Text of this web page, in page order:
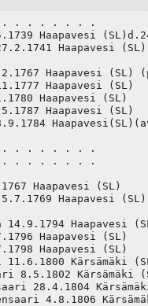
. . . . . . .
Haapavesi
Haapavesi
Haapavesi (SL)
Haapavesi (SL)
Haapavesi (SL)
Haapavesi (SL)
. . . . . . .
. . . . . . .
Haapavesi (SL)
Haapavesi (SL)
14.9.1794 Haapavesi
Haapavesi (SL)
Haapavesi (SL)
Kärsämäki
8.5.1802 Kärsämäki
28.4.1804
4.8.1806